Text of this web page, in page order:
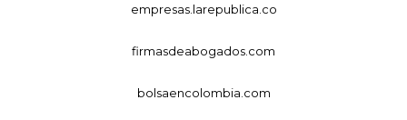
empresas.larepublica.co
firmasdeabogados.com
bolsaencolombia.com